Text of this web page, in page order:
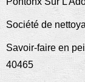
Société de
Savoir-faire en
40465